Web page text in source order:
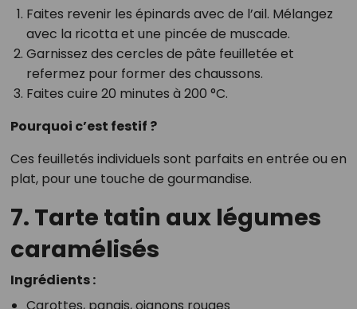
Faites revenir les épinards avec de l’ail. Mélangez
avec la ricotta et une pincée de muscade.
Garnissez des cercles de pâte feuilletée et
refermez pour former des chaussons.
Faites cuire 20 minutes à 200 °C.
Pourquoi c’est festif ?
Ces feuilletés individuels sont parfaits en entrée ou en
plat, pour une touche de gourmandise.
7. Tarte tatin aux légumes
caramélisés
Ingrédients :
Carottes, panais, oignons rouges